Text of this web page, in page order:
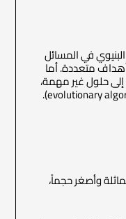
في المسائل
أهداف متعددة. أما
حلول غير مهمة،